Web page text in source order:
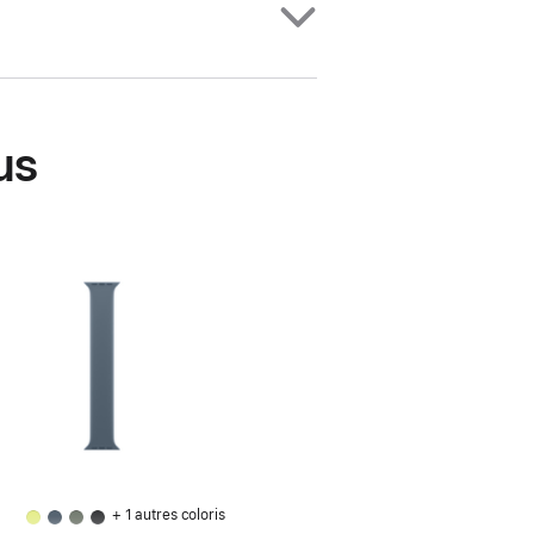
+ 1 autres coloris